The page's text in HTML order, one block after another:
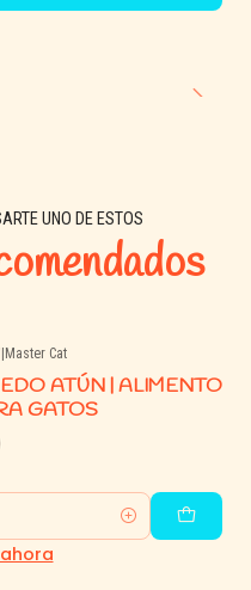
UNO DE ESTOS
Master Cat
ATÚN | ALIMENTO
GATOS